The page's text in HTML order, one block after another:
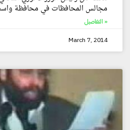
مجالس المحافظات في محافظة
التفاصيل »
March 7, 2014